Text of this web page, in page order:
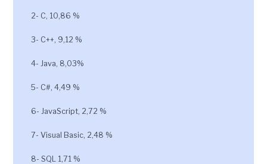
2- C, 10,86 %
3- C++, 9,12 %
4- Java, 8,03%
5- C#, 4,49 %
6- JavaScript, 2,72 %
7- Visual Basic, 2,48 %
8- SQL 1,71 %